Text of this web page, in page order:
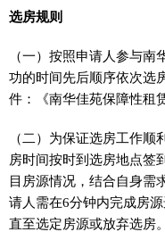
选房规则
（一）按照申请人参与
功的时间先后顺序依次选
件：《南华佳苑保障性租
（二）为保证选房工作
房时间按时到选房地点签
目房源情况，结合自身需
请人需在6分钟内完成房
直至选定房源或放弃选房。